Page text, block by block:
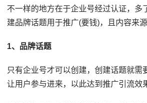
不一样的地方在于企业号经过认证，多
建品牌话题用于推广(要钱)，且内容来源
1、品牌话题
只有企业号才可以创建，创建话题就需
让用户参与进来，以此达到推广引流效